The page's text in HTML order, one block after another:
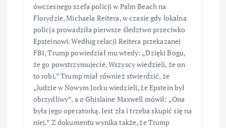
ówczesnego szefa policji w Palm Beach na
Florydzie, Michaela Reitera, w czasie gdy lokalna
policja prowadziła pierwsze śledztwo przeciwko
Epsteinowi. Według relacji Reitera przekazanej
FBI, Trump powiedział mu wtedy: „Dzięki Bogu,
że go powstrzymujecie. Wszyscy wiedzieli, że on
to robi.” Trump miał również stwierdzić, że
„ludzie w Nowym Jorku wiedzieli, że Epstein był
obrzydliwy”, a o Ghislaine Maxwell mówił: „Ona
była jego operatorką. Jest zła i trzeba skupić się na
niej.” Z dokumentu wynika także, że Trump